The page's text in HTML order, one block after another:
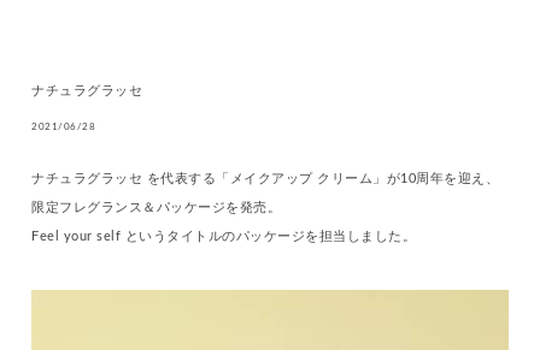
ナチュラグラッセ
2021/06/28
ナチュラグラッセ を代表する「メイクアップ クリーム」が10周年を迎え、
限定フレグランス＆パッケージを発売。
Feel your self というタイトルのパッケージを担当しました。